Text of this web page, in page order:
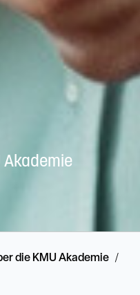
Akademie
die KMU Akademie